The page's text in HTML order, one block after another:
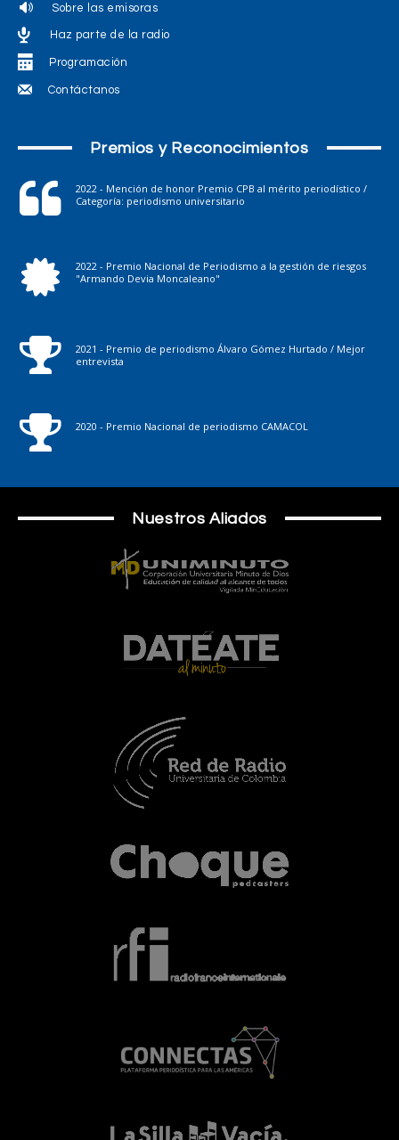
Sobre las emisoras
Haz parte de la radio
Programación
Contáctanos
Premios y Reconocimientos
2022 - Mención de honor Premio CPB al mérito periodístico /
Categoría: periodismo universitario
2022 - Premio Nacional de Periodismo a la gestión de riesgos
"Armando Devia Moncaleano"
2021 - Premio de periodismo Álvaro Gómez Hurtado / Mejor
entrevista
2020 - Premio Nacional de periodismo CAMACOL
Nuestros Aliados